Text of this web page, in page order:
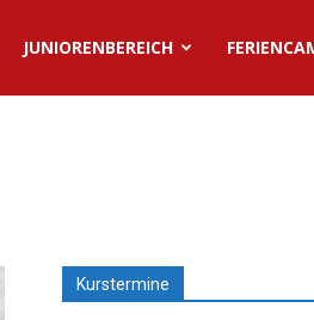
JUNIORENBEREICH
Kurstermine